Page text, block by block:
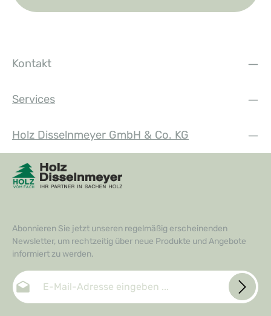
Kontakt
Services
Holz Disselnmeyer GmbH & Co. KG
Abonnieren Sie jetzt unseren regelmäßig erscheinenden
Newsletter, um rechtzeitig über neue Produkte und Angebote
informiert zu werden.
E-Mail-Adresse*